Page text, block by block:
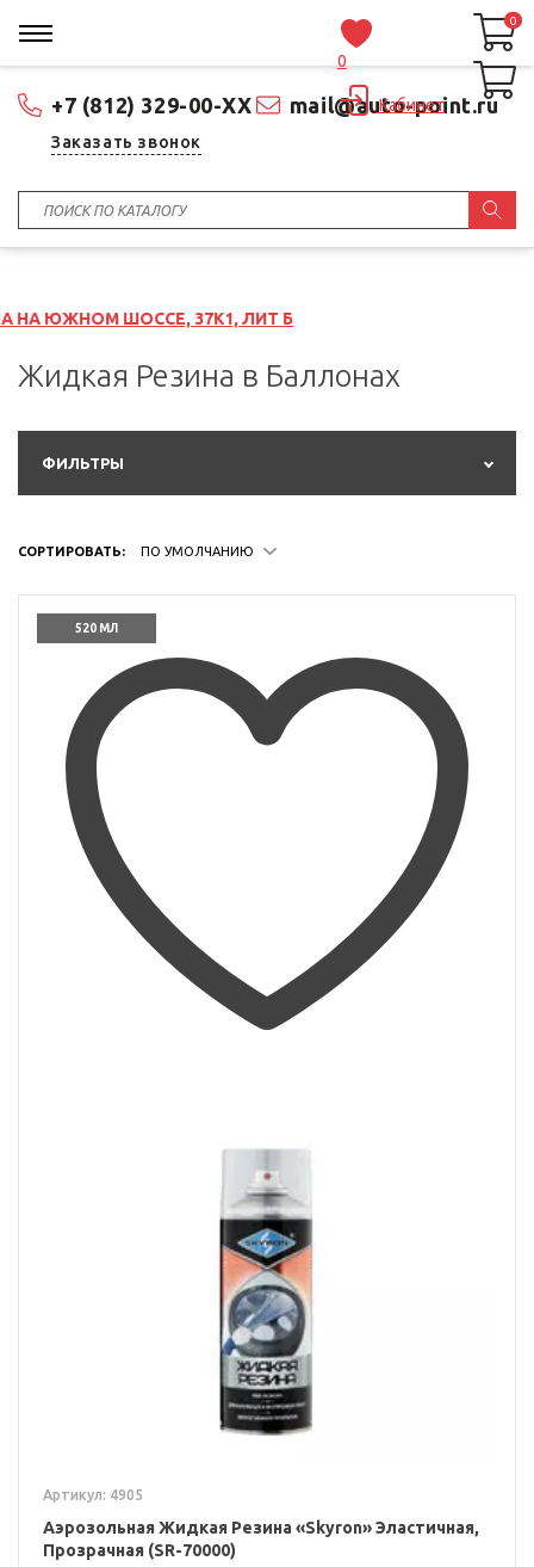
+7 (812) 329-00-XX mail@auto-point.ru
Заказать звонок
0
Кабинет
0
0
37К1, ЛИТ Б
Жидкая Резина в Баллонах
ФИЛЬТРЫ
СОРТИРОВАТЬ: ПО УМОЛЧАНИЮ
520 МЛ
Артикул: 4905
Аэрозольная Жидкая Резина «Skyron» Эластичная,
Прозрачная (SR-70000)